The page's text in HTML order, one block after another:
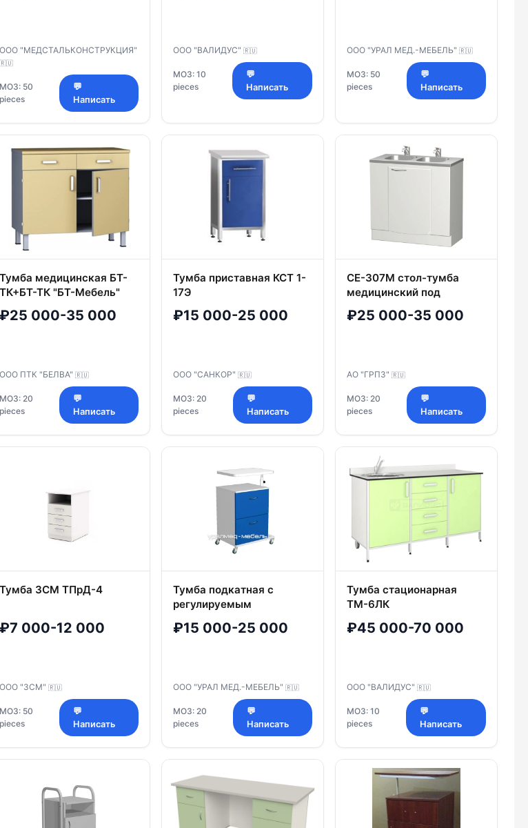
ООО "МЕДСТАЛЬКОНСТРУКЦИЯ"
🇷🇺
МОЗ: 50
pieces
💬
Написать
ООО "ВАЛИДУС" 🇷🇺
МОЗ: 10
pieces
💬
Написать
ООО "УРАЛ МЕД.-МЕБЕЛЬ" 🇷🇺
МОЗ: 50
pieces
💬
Написать
Тумба медицинская БТ-
ТК+БТ-ТК "БТ-Мебель"
₽25 000-35 000
ООО ПТК "БЕЛВА" 🇷🇺
МОЗ: 20
pieces
💬
Написать
Тумба приставная КСТ 1-
17Э
₽15 000-25 000
ООО "САНКОР" 🇷🇺
МОЗ: 20
pieces
💬
Написать
СЕ-307М стол-тумба
медицинский под
мусоросборник прямого
₽25 000-35 000
АО "ГРПЗ" 🇷🇺
МОЗ: 20
pieces
💬
Написать
Тумба ЗСМ ТПрД-4
₽7 000-12 000
ООО "ЗСМ" 🇷🇺
МОЗ: 50
pieces
💬
Написать
Тумба подкатная с
регулируемым
₽15 000-25 000
ООО "УРАЛ МЕД.-МЕБЕЛЬ" 🇷🇺
МОЗ: 20
pieces
💬
Написать
Тумба стационарная
ТМ-6ЛК
₽45 000-70 000
ООО "ВАЛИДУС" 🇷🇺
МОЗ: 10
pieces
💬
Написать